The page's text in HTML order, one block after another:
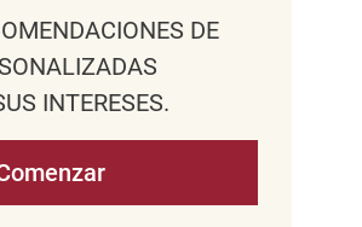
DE
INTERESES.